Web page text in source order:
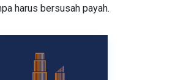
harus bersusah payah.